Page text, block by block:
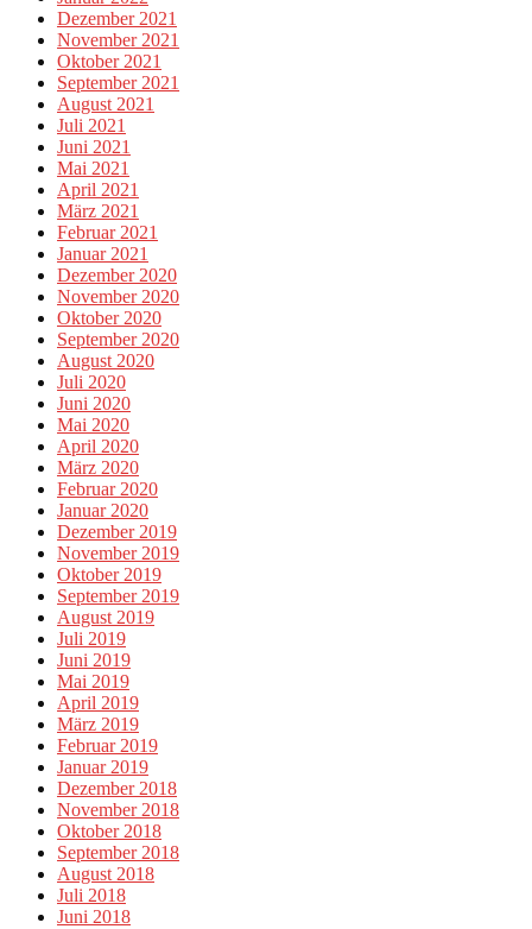
Dezember 2021
November 2021
Oktober 2021
September 2021
August 2021
Juli 2021
Juni 2021
Mai 2021
April 2021
März 2021
Februar 2021
Januar 2021
Dezember 2020
November 2020
Oktober 2020
September 2020
August 2020
Juli 2020
Juni 2020
Mai 2020
April 2020
März 2020
Februar 2020
Januar 2020
Dezember 2019
November 2019
Oktober 2019
September 2019
August 2019
Juli 2019
Juni 2019
Mai 2019
April 2019
März 2019
Februar 2019
Januar 2019
Dezember 2018
November 2018
Oktober 2018
September 2018
August 2018
Juli 2018
Juni 2018